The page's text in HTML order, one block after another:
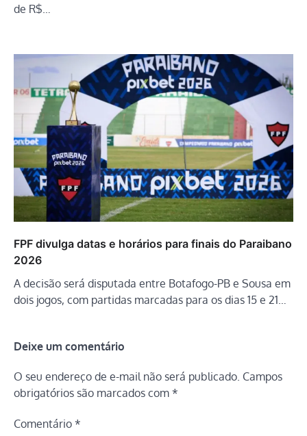
de R$…
FPF divulga datas e horários para finais do Paraibano
2026
A decisão será disputada entre Botafogo-PB e Sousa em
dois jogos, com partidas marcadas para os dias 15 e 21…
Deixe um comentário
O seu endereço de e-mail não será publicado. Campos
obrigatórios são marcados com *
Comentário *